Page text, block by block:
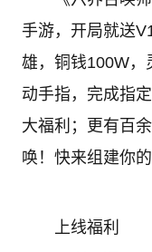
手游，开局就送
雄，铜钱100W，
动手指，完成指
大福利；更有百
唤！快来组建你
上线福利